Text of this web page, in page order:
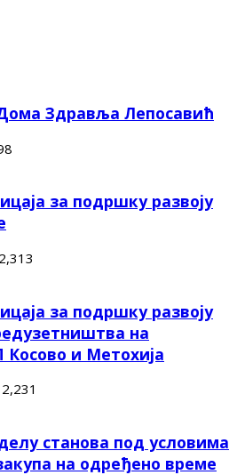
Здравља Лепосавић
за подршку развоју
2,313
за подршку развоју
на
Косово и Метохија
2,231
станова под условима
на одређено време